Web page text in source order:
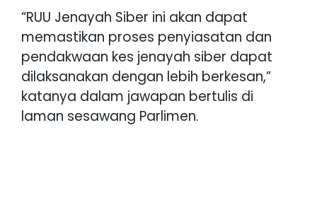
“RUU Jenayah Siber ini akan dapat
memastikan proses penyiasatan dan
pendakwaan kes jenayah siber dapat
dilaksanakan dengan lebih berkesan,”
katanya dalam jawapan bertulis di
laman sesawang Parlimen.